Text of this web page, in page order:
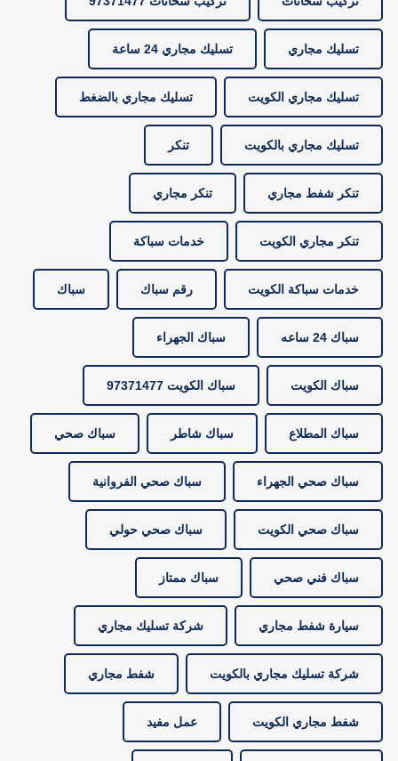
تسليك مجاري تسليك مجاري 24 ساعة
تسليك مجاري الكويت تسليك مجاري بالضغط
تسليك مجاري بالكويت تنكر
تنكر شفط مجاري تنكر مجاري
تنكر مجاري الكويت خدمات سباكة
خدمات سباكة الكويت رقم سباك سباك
سباك 24 ساعه سباك الجهراء
سباك الكويت سباك الكويت 97371477
سباك المطلاع سباك شاطر سباك صحي
سباك صحي الجهراء سباك صحي الفروانية
سباك صحي الكويت سباك صحي حولي
سباك فني صحي سباك ممتاز
سيارة شفط مجاري شركة تسليك مجاري
شركة تسليك مجاري بالكويت شفط مجاري
شفط مجاري الكويت عمل مفيد